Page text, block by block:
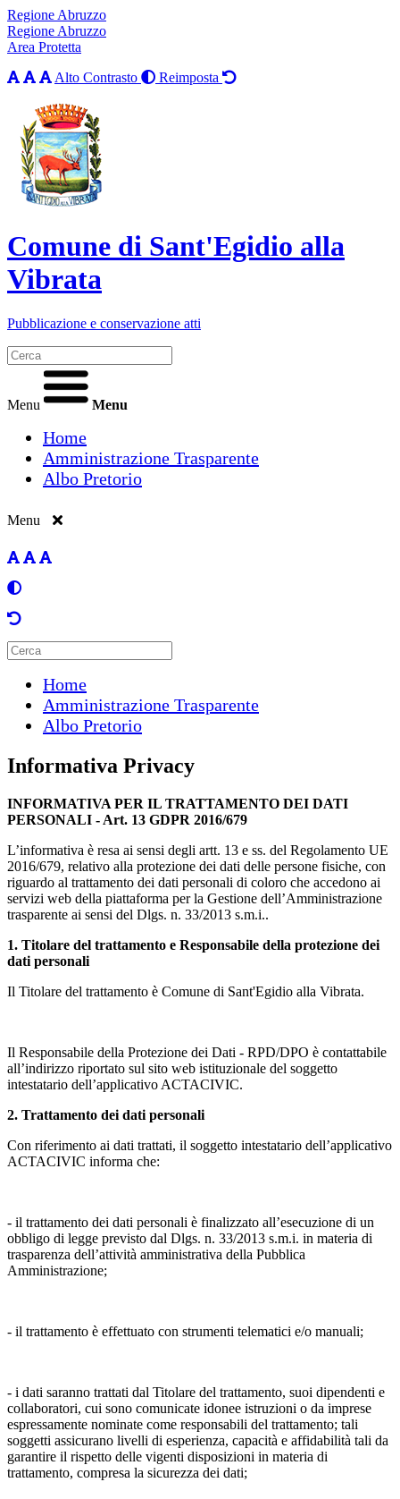
Regione Abruzzo
Regione Abruzzo
Area Protetta
Alto Contrasto
Reimposta
Comune di Sant'Egidio alla
Vibrata
Pubblicazione e conservazione atti
Menu Menu
Home
Amministrazione Trasparente
Albo Pretorio
Menu
Home
Amministrazione Trasparente
Albo Pretorio
Informativa Privacy
INFORMATIVA PER IL TRATTAMENTO DEI DATI
PERSONALI - Art. 13 GDPR 2016/679
L’informativa è resa ai sensi degli artt. 13 e ss. del Regolamento UE
2016/679, relativo alla protezione dei dati delle persone fisiche, con
riguardo al trattamento dei dati personali di coloro che accedono ai
servizi web della piattaforma per la Gestione dell’Amministrazione
trasparente ai sensi del Dlgs. n. 33/2013 s.m.i..
1. Titolare del trattamento e Responsabile della protezione dei
dati personali
Il Titolare del trattamento è Comune di Sant'Egidio alla Vibrata.
Il Responsabile della Protezione dei Dati - RPD/DPO è contattabile
all’indirizzo riportato sul sito web istituzionale del soggetto
intestatario dell’applicativo ACTACIVIC.
2. Trattamento dei dati personali
Con riferimento ai dati trattati, il soggetto intestatario dell’applicativo
ACTACIVIC informa che:
- il trattamento dei dati personali è finalizzato all’esecuzione di un
obbligo di legge previsto dal Dlgs. n. 33/2013 s.m.i. in materia di
trasparenza dell’attività amministrativa della Pubblica
Amministrazione;
- il trattamento è effettuato con strumenti telematici e/o manuali;
- i dati saranno trattati dal Titolare del trattamento, suoi dipendenti e
collaboratori, cui sono comunicate idonee istruzioni o da imprese
espressamente nominate come responsabili del trattamento; tali
soggetti assicurano livelli di esperienza, capacità e affidabilità tali da
garantire il rispetto delle vigenti disposizioni in materia di
trattamento, compresa la sicurezza dei dati;